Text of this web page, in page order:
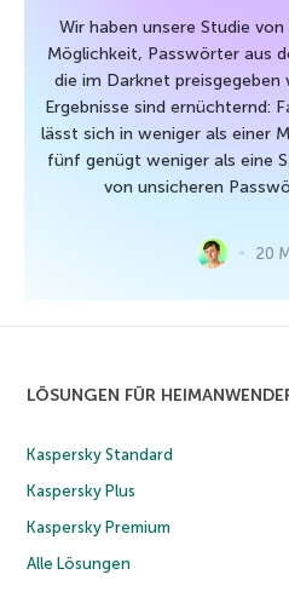
Wir haben unsere Studie
Möglichkeit, Passwörter aus
die im Darknet
Ergebnisse sind ernüchternd:
lässt sich in weniger als einer
fünf genügt weniger als eine
von unsicheren
20
LÖSUNGEN FÜR
Kaspersky Standard
Kaspersky Plus
Kaspersky Premium
Alle Lösungen